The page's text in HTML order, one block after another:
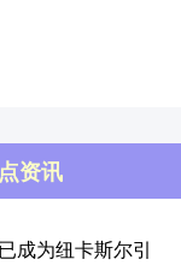
资讯
成为纽卡斯尔引